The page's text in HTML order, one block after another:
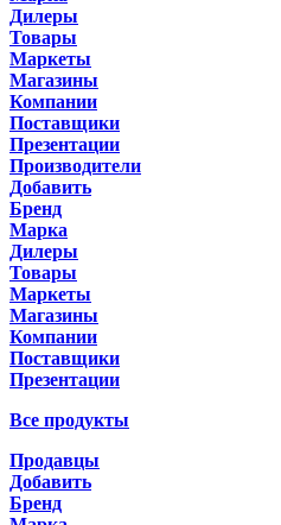
Дилеры
Товары
Маркеты
Магазины
Компании
Поставщики
Презентации
Производители
Добавить
Бренд
Марка
Дилеры
Товары
Маркеты
Магазины
Компании
Поставщики
Презентации
Все продукты
Продавцы
Добавить
Бренд